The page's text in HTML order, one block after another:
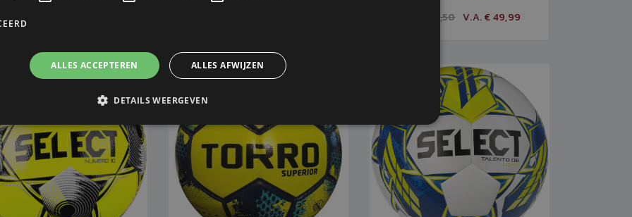
€ 57,50 V.A. € 57,50 V.A. € 49,99
ALLES ACCEPTEREN ALLES AFWIJZEN
DETAILS WEERGEVEN